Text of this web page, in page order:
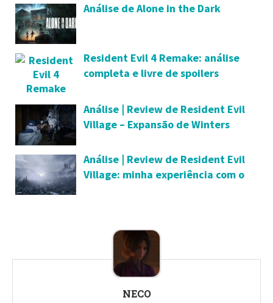
Análise de Alone in the Dark
Resident Evil 4 Remake: análise
completa e livre de spoilers
Análise | Review de Resident Evil
Village – Expansão de Winters
Análise | Review de Resident Evil
Village: minha experiência com o
NECO